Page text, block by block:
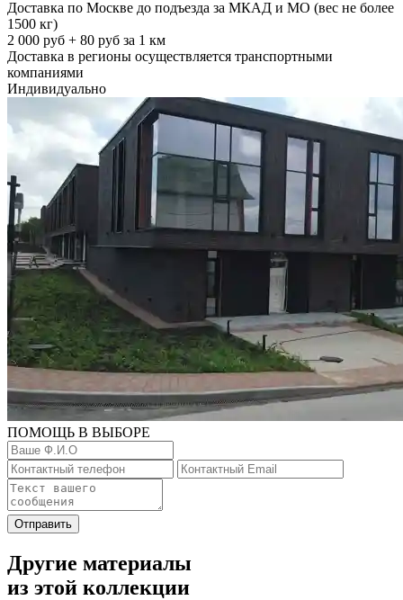
Доставка по Москве до подъезда за МКАД и МО (вес не более
1500 кг)
2 000 руб + 80 руб за 1 км
Доставка в регионы осуществляется транспортными
компаниями
Индивидуально
ПОМОЩЬ В ВЫБОРЕ
Отправить
Другие материалы
из этой коллекции